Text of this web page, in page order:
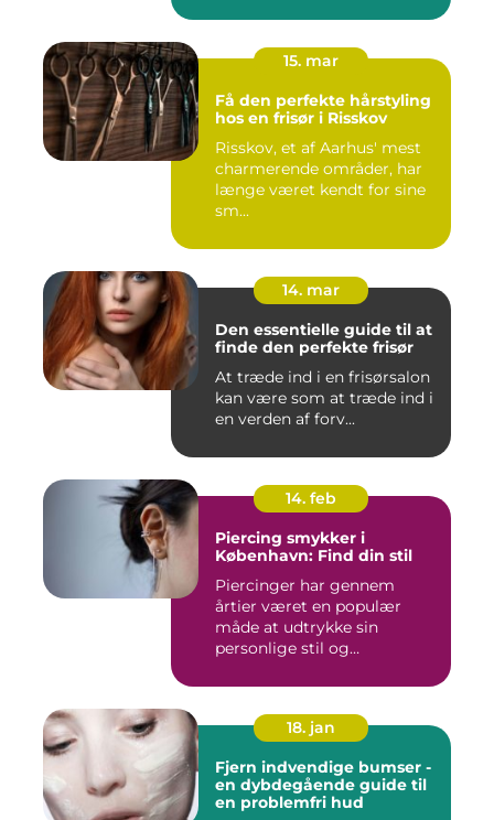
15. mar
Få den perfekte hårstyling
hos en frisør i Risskov
Risskov, et af Aarhus' mest
charmerende områder, har
længe været kendt for sine
sm...
14. mar
Den essentielle guide til at
finde den perfekte frisør
At træde ind i en frisørsalon
kan være som at træde ind i
en verden af forv...
14. feb
Piercing smykker i
København: Find din stil
Piercinger har gennem
årtier været en populær
måde at udtrykke sin
personlige stil og
18. jan
Fjern indvendige bumser -
en dybdegående guide til
en problemfri hud